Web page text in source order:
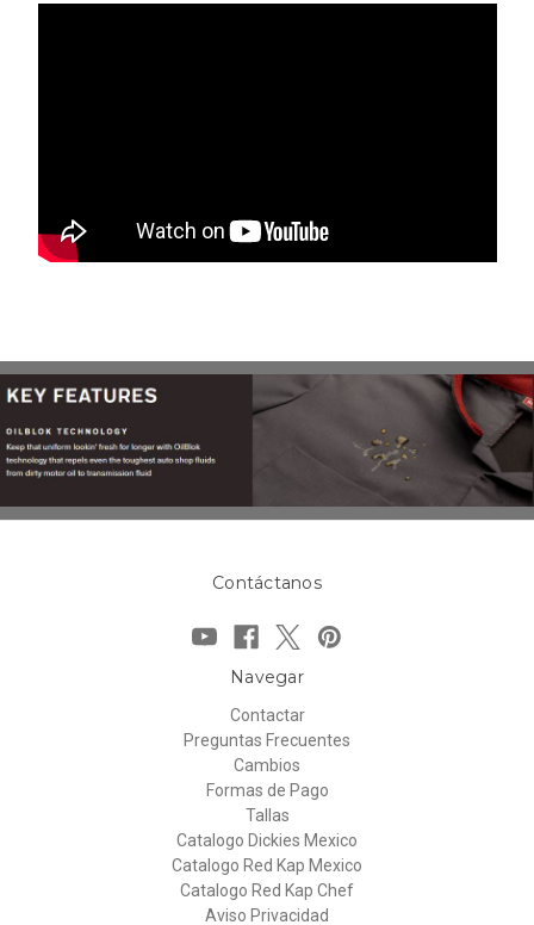
Contáctanos
Navegar
Contactar
Preguntas Frecuentes
Cambios
Formas de Pago
Tallas
Catalogo Dickies Mexico
Catalogo Red Kap Mexico
Catalogo Red Kap Chef
Aviso Privacidad